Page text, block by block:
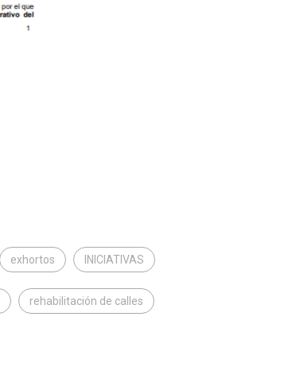
exhortos INICIATIVAS
rehabilitación de calles